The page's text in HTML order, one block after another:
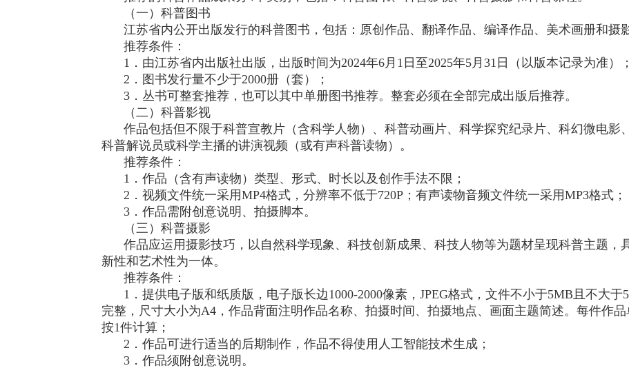
（一）科普图书
江苏省内公开出版发行的科普图书，包括：原创作品、翻译作品、编译作品、美术画册和摄
推荐条件：
1．由江苏省内出版社出版，出版时间为2024年6月1日至2025年5月31日（以版本记录为准）；
2．图书发行量不少于2000册（套）；
3．丛书可整套推荐，也可以其中单册图书推荐。整套必须在全部完成出版后推荐。
（二）科普影视
作品包括但不限于科普宣教片（含科学人物）、科普动画片、科学探究纪录片、科幻微电影
科普解说员或科学主播的讲演视频（或有声科普读物）。
推荐条件：
1．作品（含有声读物）类型、形式、时长以及创作手法不限；
2．视频文件统一采用MP4格式，分辨率不低于720P；有声读物音频文件统一采用MP3格式；
3．作品需附创意说明、拍摄脚本。
（三）科普摄影
作品应运用摄影技巧，以自然科学现象、科技创新成果、科技人物等为题材呈现科普主题，
新性和艺术性为一体。
推荐条件：
1．提供电子版和纸质版，电子版长边1000-2000像素，JPEG格式，文件不小于5MB且不大
完整，尺寸大小为A4，作品背面注明作品名称、拍摄时间、拍摄地点、画面主题简述。每件作
按1件计算；
2．作品可进行适当的后期制作，作品不得使用人工智能技术生成；
3．作品须附创意说明。